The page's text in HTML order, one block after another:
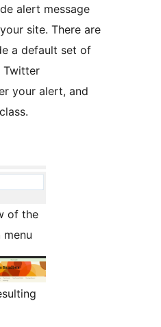
alert message
site. There are
a default set of
Twitter
your alert, and
of the
menu